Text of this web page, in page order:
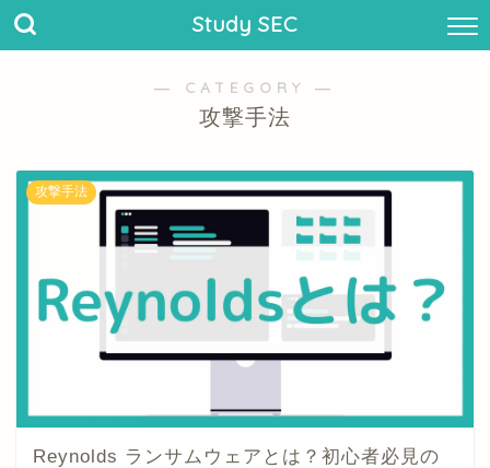
Study SEC
― CATEGORY ―
攻撃手法
攻撃手法
Reynolds ランサムウェアとは？初心者必見の